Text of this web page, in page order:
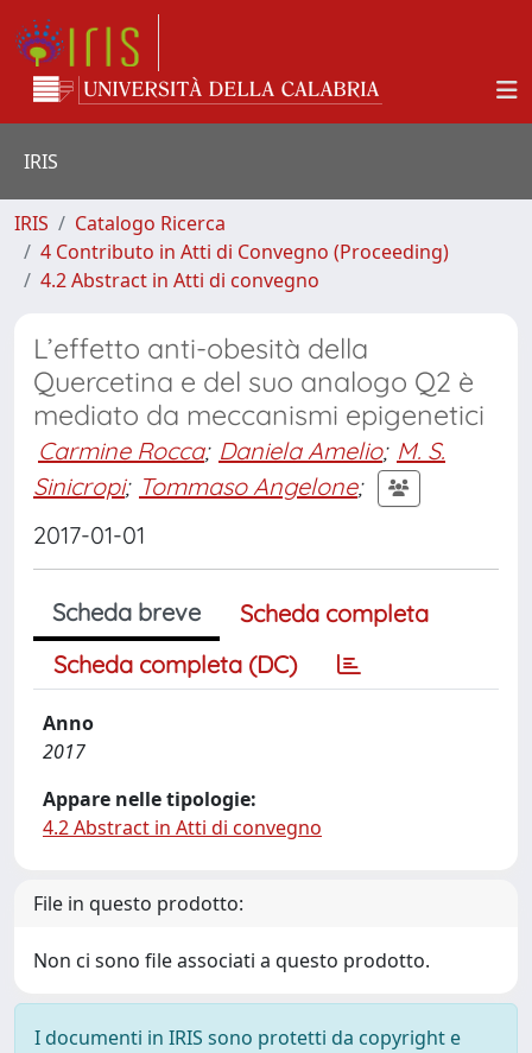
IRIS
IRIS
Catalogo Ricerca
4 Contributo in Atti di Convegno (Proceeding)
4.2 Abstract in Atti di convegno
L’effetto anti-obesità della
Quercetina e del suo analogo Q2 è
mediato da meccanismi epigenetici
Carmine Rocca; Daniela Amelio; M. S.
Sinicropi; Tommaso Angelone;
2017-01-01
Scheda breve
Scheda completa
Scheda completa (DC)
Anno
2017
Appare nelle tipologie:
4.2 Abstract in Atti di convegno
File in questo prodotto:
Non ci sono file associati a questo prodotto.
I documenti in IRIS sono protetti da copyright e